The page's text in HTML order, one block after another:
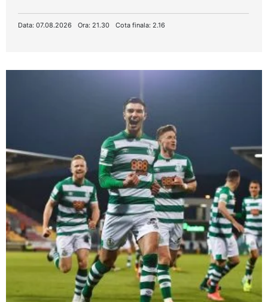
Data: 07.08.2026 Ora: 21.30 Cota finala: 2.16